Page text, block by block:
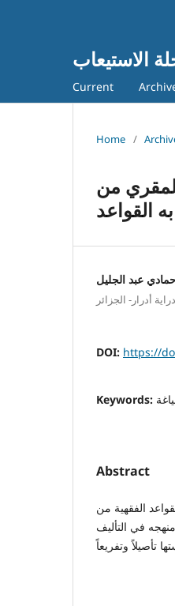
Current
Home /
من
القواعد
حمادي عبد الجليل
أدرار- الجزائر
DOI: https://
Keywords:
Abstract
الفقهية من
في التأليف